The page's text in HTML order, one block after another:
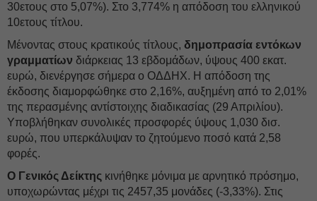
30ετους στο 5,07%). Στο 3,774% η απόδοση του ελληνικού
10ετους τίτλου.
Μένοντας στους κρατικούς τίτλους, δημοπρασία εντόκων
γραμματίων διάρκειας 13 εβδομάδων, ύψους 400 εκατ.
ευρώ, διενέργησε σήμερα ο ΟΔΔΗΧ. Η απόδοση της
έκδοσης διαμορφώθηκε στο 2,16%, αυξημένη από το 2,01%
της περασμένης αντίστοιχης διαδικασίας (29 Απριλίου).
Υποβλήθηκαν συνολικές προσφορές ύψους 1,030 δισ.
ευρώ, που υπερκάλυψαν το ζητούμενο ποσό κατά 2,58
φορές.
Ο Γενικός Δείκτης κινήθηκε μόνιμα με αρνητικό πρόσημο,
υποχωρώντας μέχρι τις 2457,35 μονάδες (-3,33%). Στις